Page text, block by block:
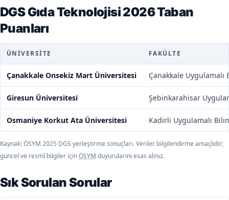
DGS Gıda Teknolojisi 2026 Taban
Puanları
ÜNIVERSITE FAKÜLTE
Çanakkale Onsekiz Mart Üniversitesi Çanakkale
Giresun Üniversitesi Şebinkarahisar
Osmaniye Korkut Ata Üniversitesi Kadirli Uygulamalı
Kaynak: ÖSYM 2025 DGS yerleştirme sonuçları. Veriler bilgilendirme amaçlıdır;
güncel ve resmî bilgiler içinÖSYM duyurularını esas alınız.
Sık Sorulan Sorular